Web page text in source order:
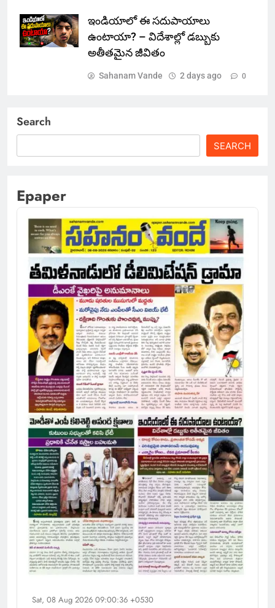
ఇండియాలో‌ ఈ సదుపాయాలు
ఉంటాయా? – విదేశాల్లో డబ్బుకు
అతీతమైన జీవితం
Sahanam Vande 2 days ago 0
Search
SEARCH
Epaper
Sat, 08 Aug 2026 09:00:36 +0530